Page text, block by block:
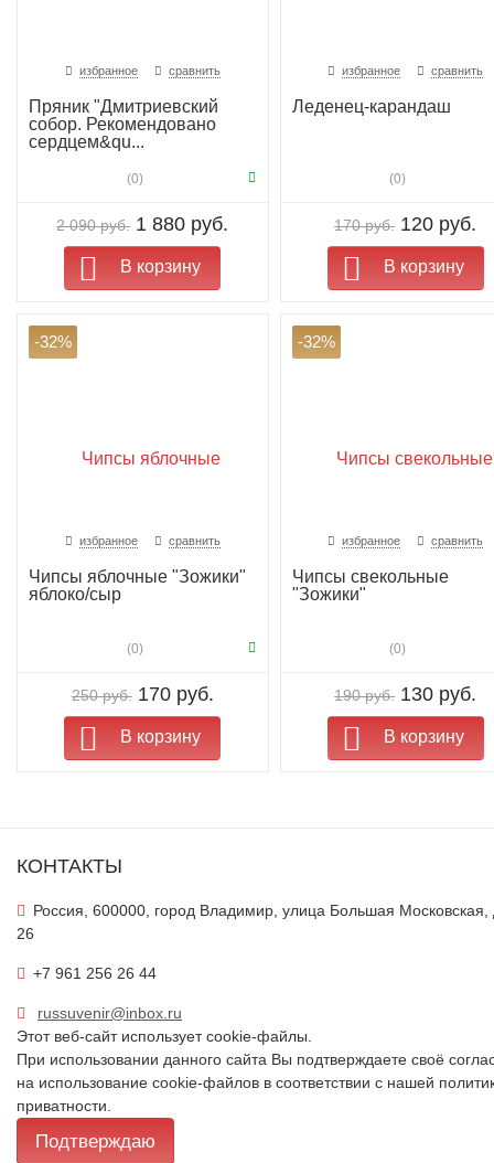
избранное сравнить
Пряник "Дмитриевский
собор. Рекомендовано
сердцем&qu...
(0)
2 090 руб. 1 880 руб.
В корзину
избранное сравнить
Леденец-карандаш
(0)
170 руб. 120 руб.
В корзину
-32%
избранное сравнить
Чипсы яблочные "Зожики"
яблоко/сыр
(0)
250 руб. 170 руб.
В корзину
-32%
избранное сравнить
Чипсы свекольные
"Зожики"
(0)
190 руб. 130 руб.
В корзину
КОНТАКТЫ
Россия, 600000, город Владимир, улица Большая
26
+7 961 256 26 44
russuvenir@inbox.ru
Этот веб-сайт использует cookie-файлы.
При использовании данного сайта Вы подтверждаете своё
на использование cookie-файлов в соответствии с нашей
приватности.
Подтверждаю